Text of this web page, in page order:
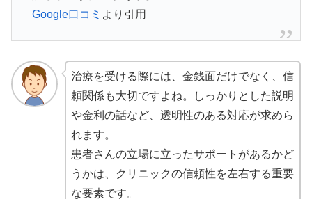
Google口コミ より引用
治療を受ける際には、金銭面だけでなく、信
頼関係も大切ですよね。しっかりとした説明
や金利の話など、透明性のある対応が求めら
れます。
患者さんの立場に立ったサポートがあるかど
うかは、クリニックの信頼性を左右する重要
な要素です。